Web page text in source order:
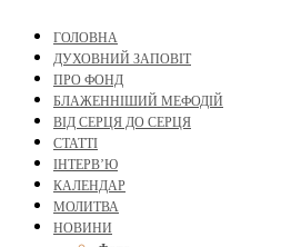
ГОЛОВНА
ДУХОВНИЙ ЗАПОВІТ
ПРО ФОНД
БЛАЖЕННІШИЙ МЕФОДІЙ
ВІД СЕРЦЯ ДО СЕРЦЯ
СТАТТІ
ІНТЕРВ’Ю
КАЛЕНДАР
МОЛИТВА
НОВИНИ